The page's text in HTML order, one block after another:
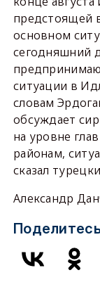
предстоящей
основном
сегодняшний
ситуации в
словам
обсуждает
на уровне
районам,
сказал
Александр